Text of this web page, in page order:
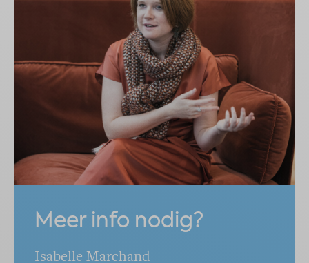
Meer info nodig?
Isabelle Marchand